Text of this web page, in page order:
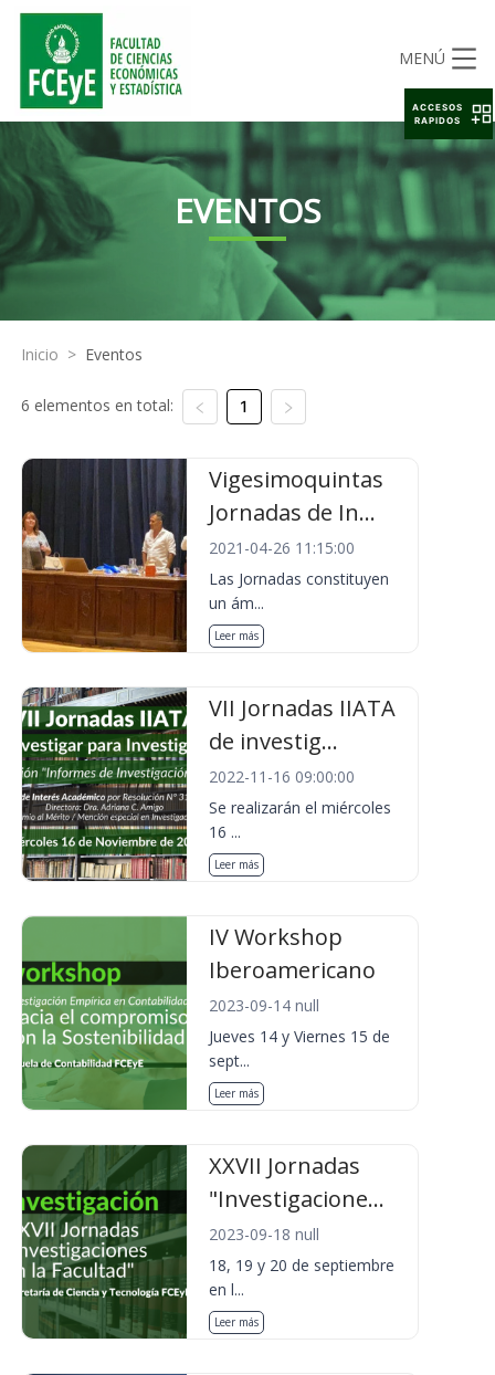
MENÚ
EVENTOS
Inicio > Eventos
6 elementos en total: 1
Vigesimoquintas
Jornadas de In...
2021-04-26 11:15:00
Las Jornadas constituyen
un ám...
Leer más
VII Jornadas IIATA
de investig...
2022-11-16 09:00:00
Se realizarán el miércoles
16 ...
Leer más
IV Workshop
Iberoamericano
2023-09-14 null
Jueves 14 y Viernes 15 de
sept...
Leer más
XXVII Jornadas
"Investigacione...
2023-09-18 null
18, 19 y 20 de septiembre
en l...
Leer más
ACCESOS
RAPIDOS